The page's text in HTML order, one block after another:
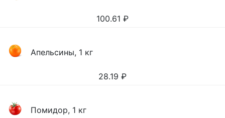
100.61 ₽
Апельсины, 1 кг
28.19 ₽
Помидор, 1 кг